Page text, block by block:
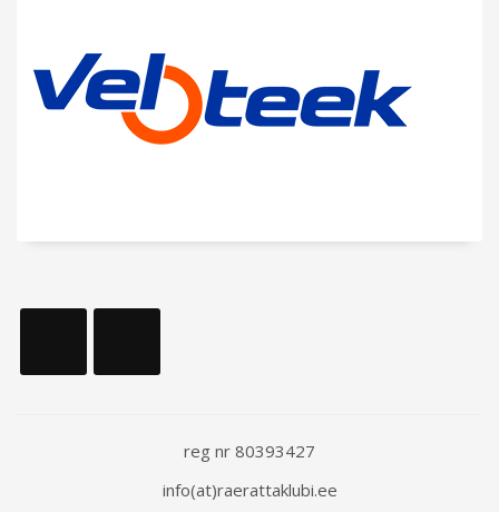
reg nr 80393427
info(at)raerattaklubi.ee